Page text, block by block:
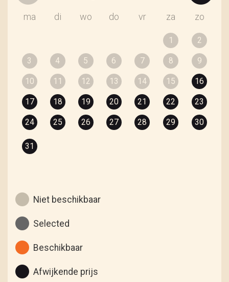
ma di wo do vr za zo
1 2
3 4 5 6 7 8 9
10 11 12 13 14 15 16
17 18 19 20 21 22 23
24 25 26 27 28 29 30
31
Niet beschikbaar
Selected
Beschikbaar
Afwijkende prijs